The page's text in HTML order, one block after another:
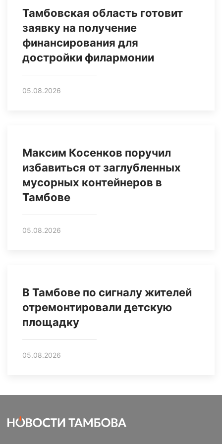
Тамбовская область готовит
заявку на получение
финансирования для
достройки филармонии
05.08.2026
Максим Косенков поручил
избавиться от заглубленных
мусорных контейнеров в
Тамбове
05.08.2026
В Тамбове по сигналу жителей
отремонтировали детскую
площадку
05.08.2026